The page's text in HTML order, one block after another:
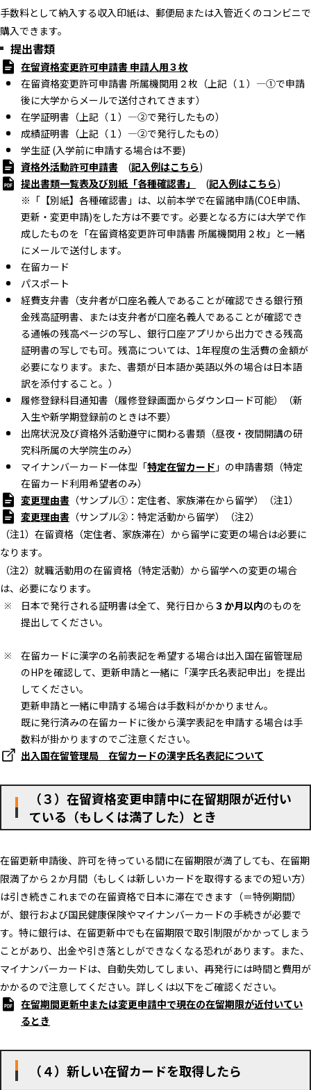
手数料として納入する収入印紙は、郵便局または入管近くのコンビニで
購入できます。
提出書類
在留資格変更許可申請書 申請人用３枚
在留資格変更許可申請書 所属機関用２枚（上記（１）―①で申請
後に大学からメールで送付されてきます）
在学証明書（上記（１）―②で発行したもの）
成績証明書（上記（１）―②で発行したもの）
学生証 (入学前に申請する場合は不要)
資格外活動許可申請書 (記入例はこちら)
提出書類一覧表及び別紙「各種確認書」
(記入例はこちら)
※「【別紙】各種確認書」は、以前本学で在留諸申請(COE申請、
更新・変更申請)をした方は不要です。必要となる方には大学で作
成したものを「在留資格変更許可申請書 所属機関用２枚」と一緒
にメールで送付します。
在留カード
パスポート
経費支弁書（支弁者が口座名義人であることが確認できる銀行預
金残高証明書、または支弁者が口座名義人であることが確認でき
る通帳の残高ページの写し、銀行口座アプリから出力できる残高
証明書の写しでも可。残高については、1年程度の生活費の金額が
必要になります。また、書類が日本語か英語以外の場合は日本語
訳を添付すること。）
履修登録科目通知書（履修登録画面からダウンロード可能）（新
入生や新学期登録前のときは不要）
出席状況及び資格外活動遵守に関わる書類（昼夜・夜間開講の研
究科所属の大学院生のみ）
マイナンバーカード一体型「特定在留カード 」の申請書類（特定
在留カード利用希望者のみ）
変更理由書 （サンプル①：定住者、家族滞在から留学）（注1）
変更理由書 （サンプル②：特定活動から留学）（注2）
（注1）在留資格（定住者、家族滞在）から留学に変更の場合は必要に
なります。
（注2）就職活動用の在留資格（特定活動）から留学への変更の場合
は、必要になります。
日本で発行される証明書は全て、発行日から ３か月以内のものを
提出してください。
在留カードに漢字の名前表記を希望する場合は出入国在留管理局
のHPを確認して、更新申請と一緒に「漢字氏名表記申出」を提出
してください。
更新申請と一緒に申請する場合は手数料がかかりません。
既に発行済みの在留カードに後から漢字表記を申請する場合は手
数料が掛かりますのでご注意ください。
出入国在留管理局 在留カードの漢字氏名表記について
（３）在留資格変更申請中に在留期限が近付い
ている（もしくは満了した）とき
在留更新申請後、許可を待っている間に在留期限が満了しても、在留期
限満了から２か月間（もしくは新しいカードを取得するまでの短い方）
は引き続きこれまでの在留資格で日本に滞在できます（＝特例期間）
が、銀行および国民健康保険やマイナンバーカードの手続きが必要で
す。特に銀行は、在留更新中でも在留期限で取引制限がかかってしまう
ことがあり、出金や引き落としができなくなる恐れがあります。また、
マイナンバーカードは、自動失効してしまい、再発行には時間と費用が
かかるので注意してください。詳しくは以下をご確認ください。
在留期間更新中または変更申請中で現在の在留期限が近付いてい
るとき
（４）新しい在留カードを取得したら